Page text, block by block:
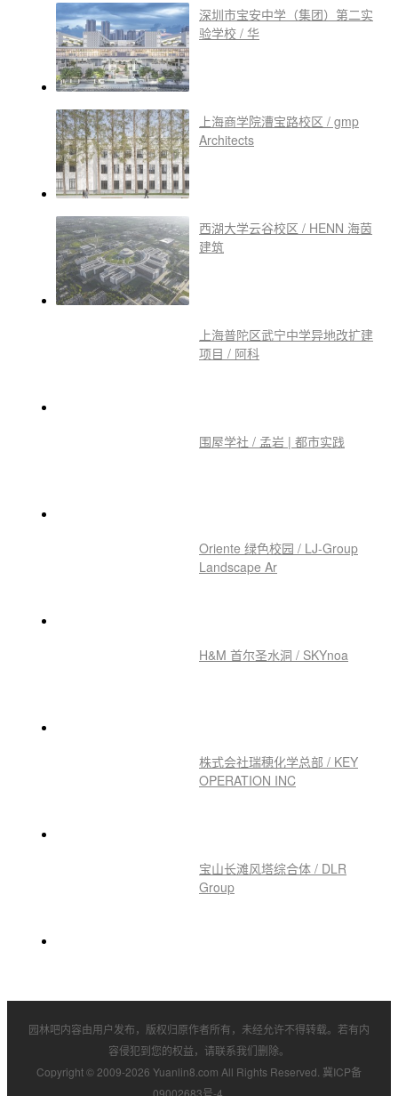
深圳市宝安中学（集团）第二实
验学校 / 华
上海商学院漕宝路校区 / gmp
Architects
西湖大学云谷校区 / HENN 海茵
建筑
上海普陀区武宁中学异地改扩建
项目 / 阿科
围屋学社 / 孟岩 | 都市实践
Oriente 绿色校园 / LJ-Group
Landscape Ar
H&M 首尔圣水洞 / SKYnoa
株式会社瑞穂化学总部 / KEY
OPERATION INC
宝山长滩风塔综合体 / DLR
Group
园林吧内容由用户发布，版权归原作者所有，未经允许不得转载。若有内
容侵犯到您的权益，请联系我们删除。
Copyright © 2009-2026 Yuanlin8.com All Rights Reserved. 冀ICP备
09002683号-4